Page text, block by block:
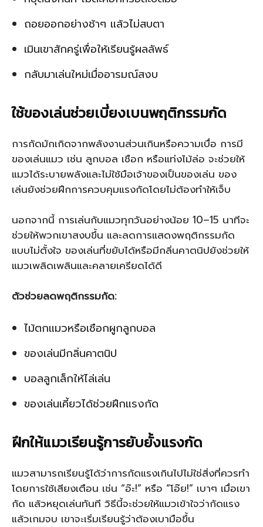
ถอยออกอย่างช้าๆ แล้วไม่สบตา
เมินเขาสักครู่เพื่อให้เรียนรู้ผลลัพธ์
กลับมาเล่นใหม่เมื่ออารมณ์สงบ
ใช้ของเล่นช่วยเบี่ยงเบนพฤติกรรมกัด
การกัดมักเกิดจากพลังงานส่วนเกินหรือความเบื่อ การมี
ของเล่นแมว เช่น ลูกบอล เชือก หรือแท่งไม้ล่อ จะช่วยให้
แมวได้ระบายพลังและไม่ใช้มือเจ้าของเป็นของเล่น ของ
เล่นยังช่วยฝึกการควบคุมแรงกัดโดยไม่ต้องทำให้เจ็บ
นอกจากนี้ การเล่นกับแมวทุกวันอย่างน้อย 10–15 นาทีจะ
ช่วยให้พวกเขาสงบขึ้น และลดการแสดงพฤติกรรมกัด
แบบไม่ตั้งใจ ของเล่นที่ขยับได้หรือมีกลิ่นคาตนิปยังช่วยให้
แมวเพลิดเพลินและคลายเครียดได้ดี
ตัวช่วยลดพฤติกรรมกัด:
ไม้ตกแมวหรือเชือกผูกลูกบอล
ของเล่นมีกลิ่นคาตนิป
บอลลูกเล็กให้ไล่เล่น
ของเล่นเคี้ยวได้ช่วยฝึกแรงกัด
ฝึกให้แมวเรียนรู้การยับยั้งแรงกัด
แมวสามารถเรียนรู้ได้ว่าการกัดแรงเกินไปไม่ใช่สิ่งที่ควรทำ
โดยการใช้เสียงเตือน เช่น “อ๊ะ!” หรือ “โอ๊ย!” เบาๆ เมื่อเขา
กัด แล้วหยุดเล่นทันที วิธีนี้จะช่วยให้แมวเข้าใจว่ากัดแรง
แล้วเกมจบ เขาจะเริ่มเรียนรู้ว่าต้องเบามือขึ้น